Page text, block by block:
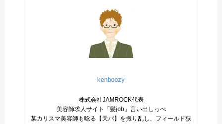
kenboozy
株式会社JAMROCK代表
美容師求人サイト「髪job」言い出しっぺ
某カリスマ美容師も唸る【天パ】を振り乱し、フィールド狭